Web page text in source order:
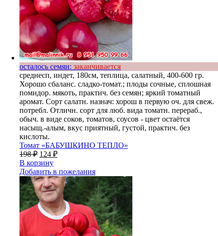
осталось семян: заканчивается
среднесп, индет, 180см, теплица, салатный, 400-600 гр.
Хорошо сбаланс. сладко-томат.; плоды сочные, сплошная
помидор. мякоть, практич. без семян; яркий томатный
аромат. Сорт салатн. назнач: хорош в первую оч. для свеж.
потребл. Отличн. сорт для люб. вида томатн. перераб.,
обыч. в виде соков, томатов, соусов - цвет остаётся
насыщ.-алым, вкус приятный, густой, практич. без
кислоты.
Томат «БАБУШКИНО ТЕПЛО»
198₽ 124 ₽
В корзину
Добавить в пожелания